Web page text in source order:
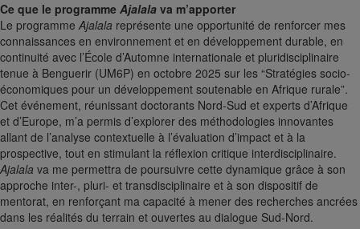
Ce que le programme Ajalala va m’apporter
Le programme Ajalala représente une opportunité de renforcer mes
connaissances en environnement et en développement durable, en
continuité avec l’École d’Automne internationale et pluridisciplinaire
tenue à Benguerir (UM6P) en octobre 2025 sur les “Stratégies socio-
économiques pour un développement soutenable en Afrique rurale”.
Cet événement, réunissant doctorants Nord-Sud et experts d’Afrique
et d’Europe, m’a permis d’explorer des méthodologies innovantes
allant de l’analyse contextuelle à l’évaluation d’impact et à la
prospective, tout en stimulant la réflexion critique interdisciplinaire.
Ajalala va me permettra de poursuivre cette dynamique grâce à son
approche inter-, pluri- et transdisciplinaire et à son dispositif de
mentorat, en renforçant ma capacité à mener des recherches ancrées
dans les réalités du terrain et ouvertes au dialogue Sud-Nord.